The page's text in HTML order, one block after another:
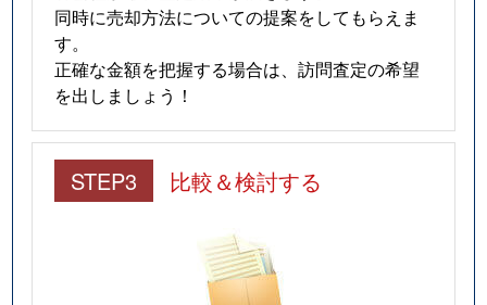
同時に売却方法についての提案をしてもらえま
す。
正確な金額を把握する場合は、訪問査定の希望
を出しましょう！
STEP3 比較＆検討する